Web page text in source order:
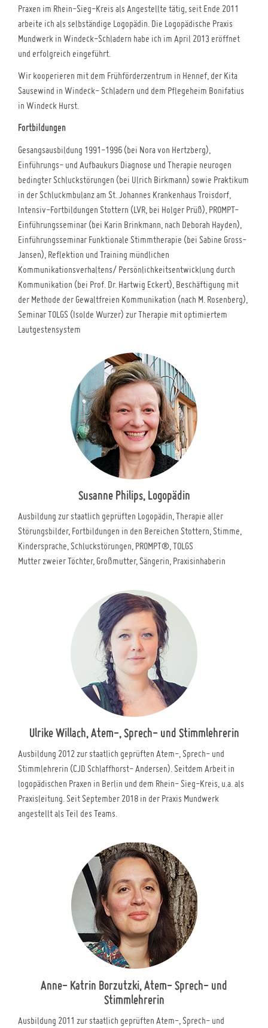
Praxen im Rhein-Sieg-Kreis als Angestellte tätig, seit Ende 2011
arbeite ich als selbständige Logopädin. Die Logopädische Praxis
Mundwerk in Windeck-Schladern habe ich im April 2013 eröffnet
und erfolgreich eingeführt.
Wir kooperieren mit dem Frühförderzentrum in Hennef, der Kita
Sausewind in Windeck- Schladern und dem Pflegeheim Bonifatius
in Windeck Hurst.
Fortbildungen
Gesangsausbildung 1991-1996 (bei Nora von Hertzberg),
Einführungs- und Aufbaukurs Diagnose und Therapie neurogen
bedingter Schluckstörungen (bei Ulrich Birkmann) sowie Praktikum
in der Schluckmbulanz am St. Johannes Krankenhaus Troisdorf,
Intensiv-Fortbildungen Stottern (LVR, bei Holger Prüß), PROMPT-
Einführungsseminar (bei Karin Brinkmann, nach Deborah Hayden),
Einführungsseminar Funktionale Stimmtherapie (bei Sabine Gross-
Jansen), Reflektion und Training mündlichen
Kommunikationsverhaltens/ Persönlichkeitsentwicklung durch
Kommunikation (bei Prof. Dr. Hartwig Eckert), Beschäftigung mit
der Methode der Gewaltfreien Kommunikation (nach M. Rosenberg),
Seminar TOLGS (Isolde Wurzer) zur Therapie mit optimiertem
Lautgestensystem
Susanne Philips, Logopädin
Ausbildung zur staatlich geprüften Logopädin, Therapie aller
Störungsbilder, Fortbildungen in den Bereichen Stottern, Stimme,
Kindersprache, Schluckstörungen, PROMPT®, TOLGS
Mutter zweier Töchter, Großmutter, Sängerin, Praxisinhaberin
Ulrike Willach, Atem-, Sprech- und Stimmlehrerin
Ausbildung 2012 zur staatlich geprüften Atem-, Sprech- und
Stimmlehrerin (CJD Schlaffhorst- Andersen). Seitdem Arbeit in
logopädischen Praxen in Berlin und dem Rhein- Sieg-Kreis, u.a. als
Praxisleitung. Seit September 2018 in der Praxis Mundwerk
angestellt als Teil des Teams.
Anne- Katrin Borzutzki, Atem- Sprech- und
Stimmlehrerin
Ausbildung 2011 zur staatlich geprüften Atem-, Sprech- und